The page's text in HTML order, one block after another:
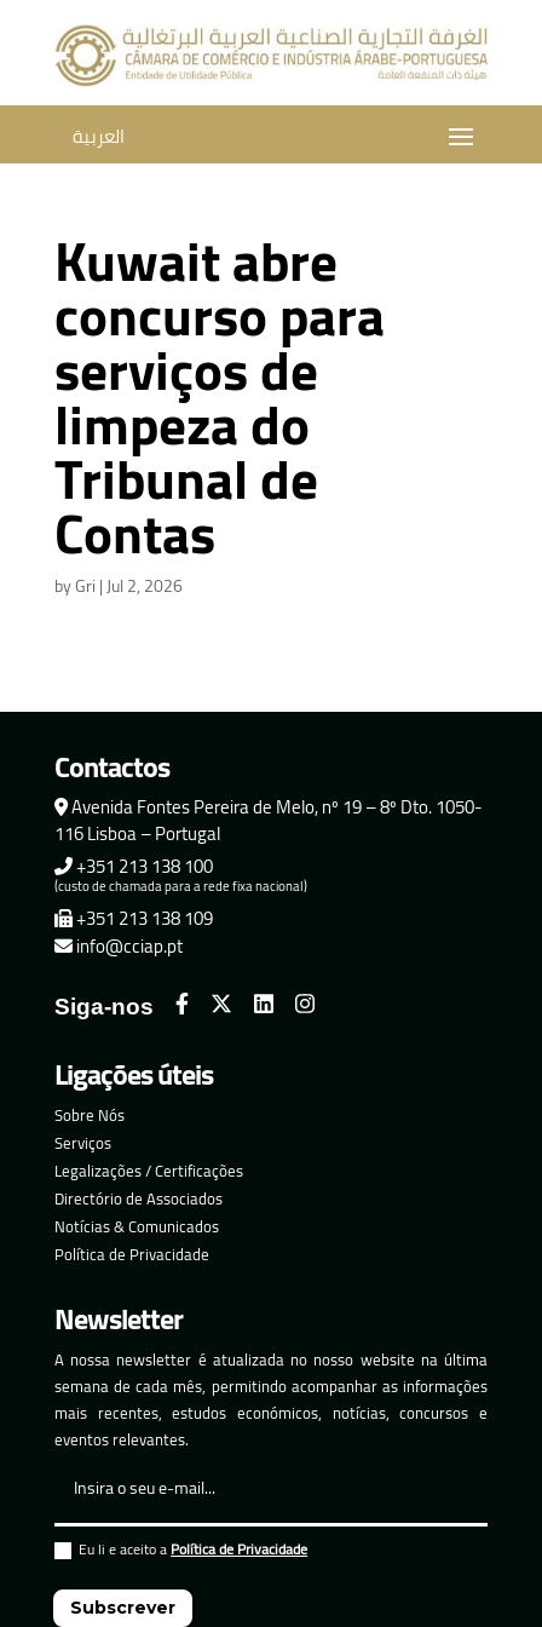
العربية
Kuwait abre
concurso para
serviços de
limpeza do
Tribunal de
Contas
byGri|Jul 2, 2026
Contactos
Avenida Fontes Pereira de Melo, nº 19 – 8º Dto. 1050-
116 Lisboa – Portugal
+351 213 138 100
(custo de chamada para a rede fixa nacional)
+351 213 138 109
info@cciap.pt
Siga-nos
Ligações úteis
Sobre Nós
Serviços
Legalizações / Certificações
Directório de Associados
Notícias & Comunicados
Política de Privacidade
Newsletter
A nossa newsletter é atualizada no nosso website na última
semana de cada mês, permitindo acompanhar as informações
mais recentes, estudos económicos, notícias, concursos e
eventos relevantes.
Eu li e aceito aPolítica de Privacidade
Subscrever